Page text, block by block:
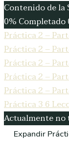
Contenido de la
0% Completado
Práctica 2 –
Práctica 2 –
Práctica 2 –
Práctica 2 –
Práctica 2 –
Práctica 36
Actualmente no
Expandir